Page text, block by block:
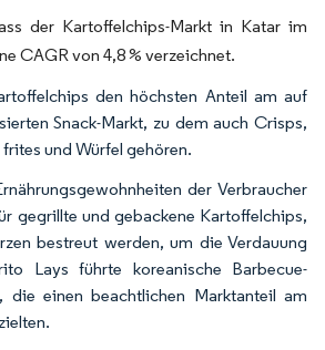
der Kartoffelchips-Markt in Katar im
CAGR von 4,8 % verzeichnet.
den höchsten Anteil am auf
Snack-Markt, zu dem auch Crisps,
und Würfel gehören.
der Verbraucher
gegrillte und gebackene Kartoffelchips,
bestreut werden, um die Verdauung
Lays führte koreanische Barbecue-
die einen beachtlichen Marktanteil am